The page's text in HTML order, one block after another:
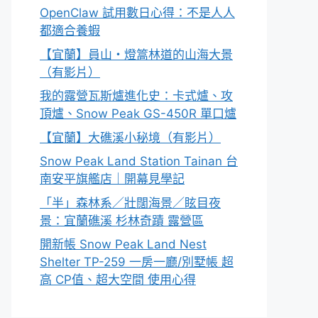
OpenClaw 試用數日心得：不是人人
都適合養蝦
【宜蘭】員山・燈篙林道的山海大景
（有影片）
我的露營瓦斯爐進化史：卡式爐、攻
頂爐、Snow Peak GS-450R 單口爐
【宜蘭】大礁溪小秘境（有影片）
Snow Peak Land Station Tainan 台
南安平旗艦店｜開幕見學記
「半」森林系／壯闊海景／眩目夜
景：宜蘭礁溪 杉林奇蹟 露營區
開新帳 Snow Peak Land Nest
Shelter TP-259 一房一廳/別墅帳 超
高 CP值、超大空間 使用心得